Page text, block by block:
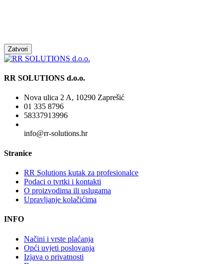
Zatvori
RR SOLUTIONS d.o.o.
Nova ulica 2 A, 10290 Zaprešić
01 335 8796
58337913996
info@rr-solutions.hr
Stranice
RR Solutions kutak za profesionalce
Podaci o tvrtki i kontakti
O proizvodima ili uslugama
Upravljanje kolačićima
INFO
Načini i vrste plaćanja
Opći uvjeti poslovanja
Izjava o privatnosti